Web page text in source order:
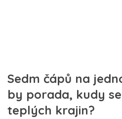
Sedm čápů na
by porada, kudy
teplých krajin?